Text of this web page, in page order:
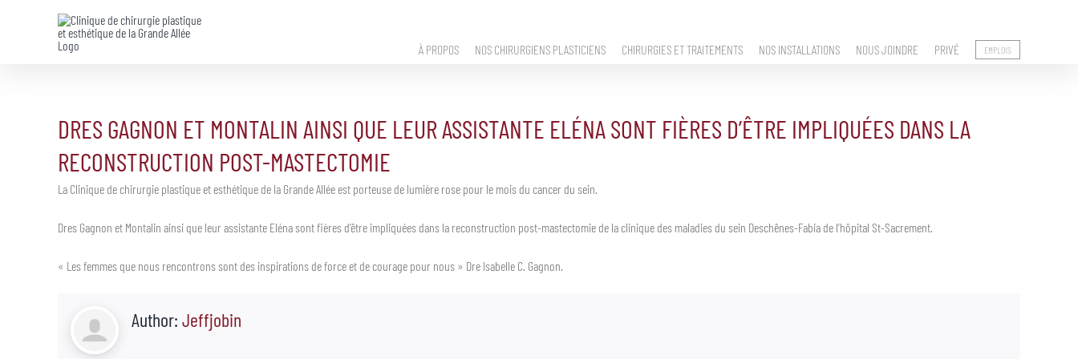
À PROPOS NOS CHIRURGIENS PLASTICIENS CHIRURGIES ET TRAITEMENTS NOS INSTALLATIONS NOUS JOINDRE PRIVÉ EMPLOIS
DRES GAGNON ET MONTALIN AINSI QUE LEUR ASSISTANTE ELÉNA SONT FIÈRES D’ÊTRE IMPLIQUÉES DANS LA
RECONSTRUCTION POST-MASTECTOMIE
La Clinique de chirurgie plastique et esthétique de la Grande Allée est porteuse de lumière rose pour le mois du cancer du sein.
Dres Gagnon et Montalin ainsi que leur assistante Eléna sont fières d’être impliquées dans la reconstruction post-mastectomie de la clinique des maladies du sein Deschênes-Fabia de l’hôpital St-Sacrement.
« Les femmes que nous rencontrons sont des inspirations de force et de courage pour nous » Dre Isabelle C. Gagnon.
Author: Jeffjobin